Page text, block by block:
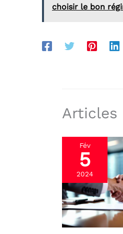
choisir le bon
Articles
Fév
5
2024